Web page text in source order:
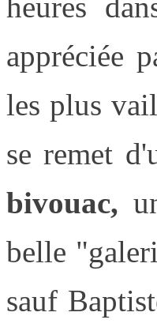
appréciée
les plus
se remet
bivouac,
belle
sauf